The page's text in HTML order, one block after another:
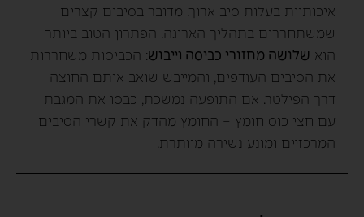
איכותיות בעלות סיב ארוך. מדובר בסיבים קצרים
שמשתחררים בתהליך האריגה. הפתרון הטוב ביותר
הוא שלושה מחזורי כביסה וייבוש: הכביסות משחררות
את הסיבים העודפים, והמייבש שואב אותם החוצה
דרך הפילטר. אם התופעה נמשכת, כבסו את המגבת
עם חצי כוס חומץ – החומץ מהדק את קשרי הסיבים
המרכזיים ומונע נשירה מיותרת.